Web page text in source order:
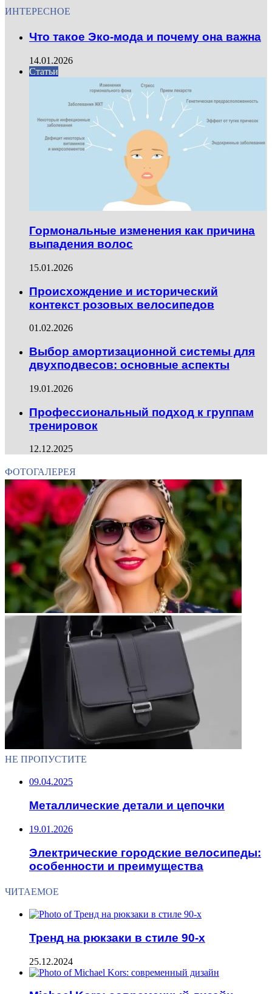
ИНТЕРЕСНОЕ
Что такое Эко-мода и почему она важна
14.01.2026
Статьи
Гормональные изменения как причина
выпадения волос
15.01.2026
Происхождение и исторический
контекст розовых велосипедов
01.02.2026
Выбор амортизационной системы для
двухподвесов: основные аспекты
19.01.2026
Профессиональный подход к группам
тренировок
12.12.2025
ФОТОГАЛЕРЕЯ
НЕ ПРОПУСТИТЕ
09.04.2025
Металлические детали и цепочки
19.01.2026
Электрические городские велосипеды:
особенности и преимущества
ЧИТАЕМОЕ
Тренд на рюкзаки в стиле 90-х
25.12.2024